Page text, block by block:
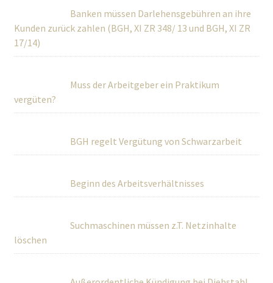
Banken müssen Darlehensgebühren an ihre
Kunden zurück zahlen (BGH, XI ZR 348/ 13 und BGH, XI ZR
17/14)
Muss der Arbeitgeber ein Praktikum
vergüten?
BGH regelt Vergütung von Schwarzarbeit
Beginn des Arbeitsverhältnisses
Suchmaschinen müssen z.T. Netzinhalte
löschen